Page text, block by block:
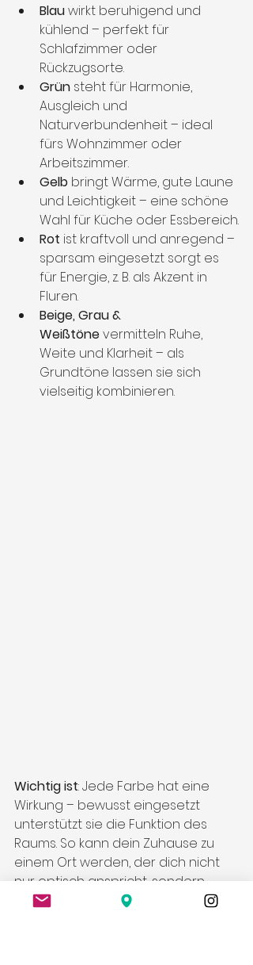
Blau wirkt beruhigend und
kühlend – perfekt für
Schlafzimmer oder
Rückzugsorte.
Grün steht für Harmonie,
Ausgleich und
Naturverbundenheit – ideal
fürs Wohnzimmer oder
Arbeitszimmer.
Gelb bringt Wärme, gute Laune
und Leichtigkeit – eine schöne
Wahl für Küche oder Essbereich.
Rot ist kraftvoll und anregend –
sparsam eingesetzt sorgt es
für Energie, z. B. als Akzent in
Fluren.
Beige, Grau &
Weißtöne vermitteln Ruhe,
Weite und Klarheit – als
Grundtöne lassen sie sich
vielseitig kombinieren.
Wichtig ist: Jede Farbe hat eine
Wirkung – bewusst eingesetzt
unterstützt sie die Funktion des
Raums. So kann dein Zuhause zu
einem Ort werden, der dich nicht
nur optisch anspricht, sondern
auch dein Wohlbefinden fördert.